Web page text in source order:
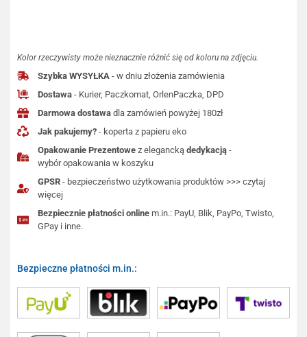
Kolor rzeczywisty może nieznacznie różnić się od koloru na zdjęciu.
Szybka WYSYŁKA - w dniu złożenia zamówienia
Dostawa - Kurier, Paczkomat, OrlenPaczka, DPD
Darmowa dostawa dla zamówień powyżej 180zł
Jak pakujemy? - koperta z papieru eko
Opakowanie Prezentowe z eleganckądedykacją -
wybór opakowania w koszyku
GPSR - bezpieczeństwo użytkowania produktów >>> czytaj
więcej
Bezpiecznie płatności online m.in.: PayU, Blik, PayPo, Twisto,
GPay i inne.
Bezpieczne płatności m.in.: